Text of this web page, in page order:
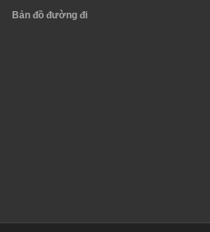
Bản đồ đường đi